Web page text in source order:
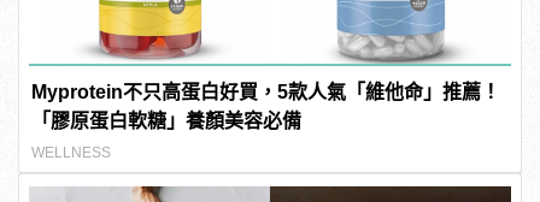
Myprotein不只高蛋白好買，5款人氣「維他命」推薦！
「膠原蛋白軟糖」養顏美容必備
WELLNESS